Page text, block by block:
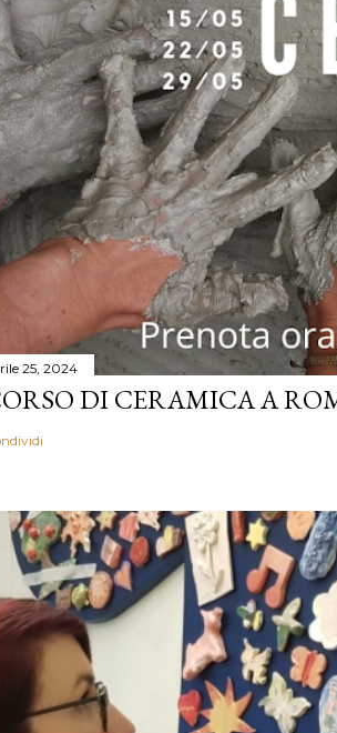
25, 2024
DI CERAMICA A